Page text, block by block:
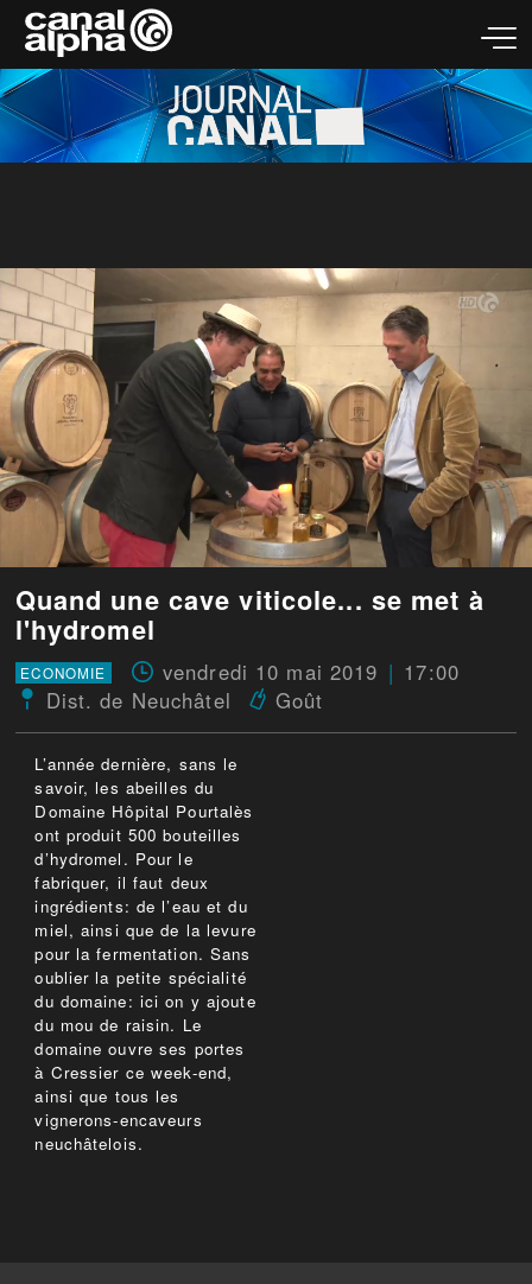
Quand une cave viticole... se met à
l'hydromel
ECONOMIE vendredi 10 mai 2019
17:00
Dist. de Neuchâtel
Goût
L’année dernière, sans le
savoir, les abeilles du
Domaine Hôpital Pourtalès
ont produit 500 bouteilles
d’hydromel. Pour le
fabriquer, il faut deux
ingrédients: de l’eau et du
miel, ainsi que de la levure
pour la fermentation. Sans
oublier la petite spécialité
du domaine: ici on y ajoute
du mou de raisin. Le
domaine ouvre ses portes
à Cressier ce week-end,
ainsi que tous les
vignerons-encaveurs
neuchâtelois.